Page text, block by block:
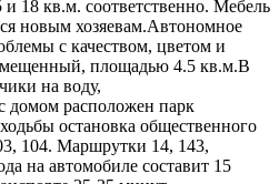
18 кв.м. соответственно. Мебель
новым хозяевам.Автономное
с качеством, цветом и
площадью 4.5 кв.м.В
на воду,
домом расположен парк
остановка общественного
104. Маршрутки 14, 143,
на автомобиле составит 15